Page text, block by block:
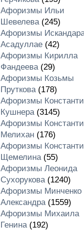
Афоризмы Ильи
Шевелева(245)
Афоризмы
Асадуллае(42)
Афоризмы Кирилла
Фандеева(29)
Афоризмы Козьмы
Пруткова(178)
Афоризмы
Кушнера(3145)
Афоризмы
Мелихан(176)
Афоризмы
Щемелина(55)
Афоризмы Леонида
Сухорукова(1240)
Афоризмы Минченко
Александра(1559)
Афоризмы Михаила
Генина(192)